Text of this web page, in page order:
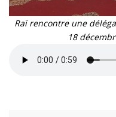
Raï rencontre une
18